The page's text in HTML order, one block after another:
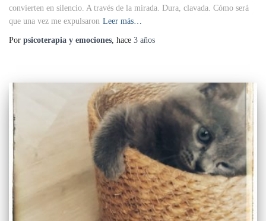
convierten en silencio. A través de la mirada. Dura, clavada. Cómo será
que una vez me expulsaron Leer más…
Por psicoterapia y emociones , hace 3 años